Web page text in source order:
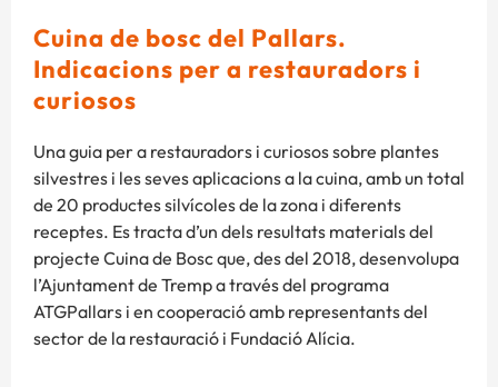
Cuina de bosc del Pallars.
Indicacions per a restauradors i
curiosos
Una guia per a restauradors i curiosos sobre plantes
silvestres i les seves aplicacions a la cuina, amb un total
de 20 productes silvícoles de la zona i diferents
receptes. Es tracta d’un dels resultats materials del
projecte Cuina de Bosc que, des del 2018, desenvolupa
l’Ajuntament de Tremp a través del programa
ATGPallars i en cooperació amb representants del
sector de la restauració i Fundació Alícia.